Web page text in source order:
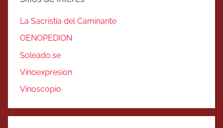
La Sacristía del Caminante
OENOPEDION
Soleado.se
Vinoexpresion
Vinoscopio